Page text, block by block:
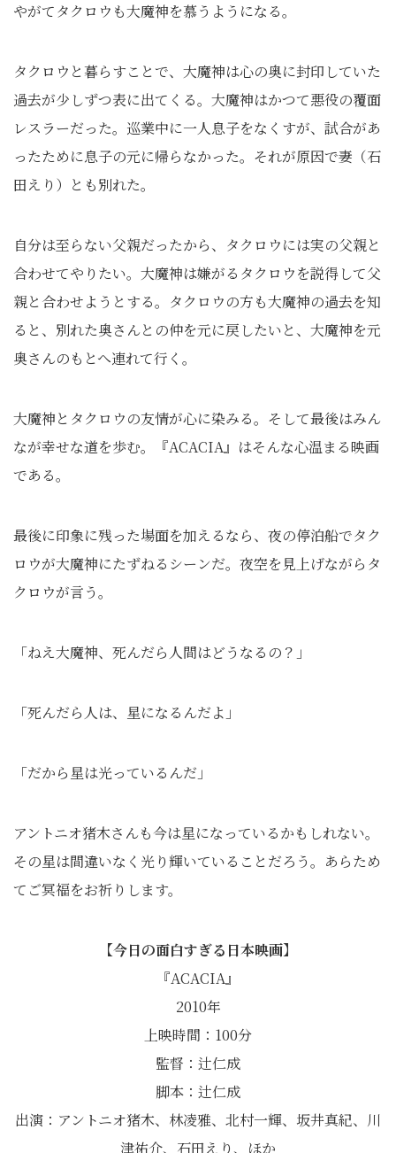
やがてタクロウも大魔神を慕うようになる。
タクロウと暮らすことで、大魔神は心の奥に封印していた
過去が少しずつ表に出てくる。大魔神はかつて悪役の覆面
レスラーだった。巡業中に一人息子をなくすが、試合があ
ったために息子の元に帰らなかった。それが原因で妻（石
田えり）とも別れた。
自分は至らない父親だったから、タクロウには実の父親と
合わせてやりたい。大魔神は嫌がるタクロウを説得して父
親と合わせようとする。タクロウの方も大魔神の過去を知
ると、別れた奥さんとの仲を元に戻したいと、大魔神を元
奥さんのもとへ連れて行く。
大魔神とタクロウの友情が心に染みる。そして最後はみん
なが幸せな道を歩む。『ACACIA』はそんな心温まる映画
である。
最後に印象に残った場面を加えるなら、夜の停泊船でタク
ロウが大魔神にたずねるシーンだ。夜空を見上げながらタ
クロウが言う。
「ねえ大魔神、死んだら人間はどうなるの？」
「死んだら人は、星になるんだよ」
「だから星は光っているんだ」
アントニオ猪木さんも今は星になっているかもしれない。
その星は間違いなく光り輝いていることだろう。あらため
てご冥福をお祈りします。
【今日の面白すぎる日本映画】
『ACACIA』
2010年
上映時間：100分
監督：辻仁成
脚本：辻仁成
出演：アントニオ猪木、林凌雅、北村一輝、坂井真紀、川
津祐介、石田えり、ほか